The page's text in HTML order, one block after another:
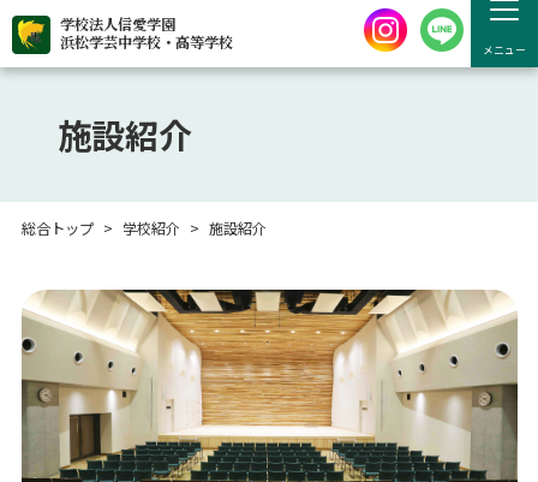
学校法人信愛学園
浜松学芸中学校・高等学校
メニュー
施設紹介
総合トップ 学校紹介 施設紹介
学内施設のご案内